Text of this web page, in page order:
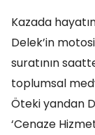
Kazada
Delek’in
suratının
toplumsal
Öteki yandan
‘Cenaze